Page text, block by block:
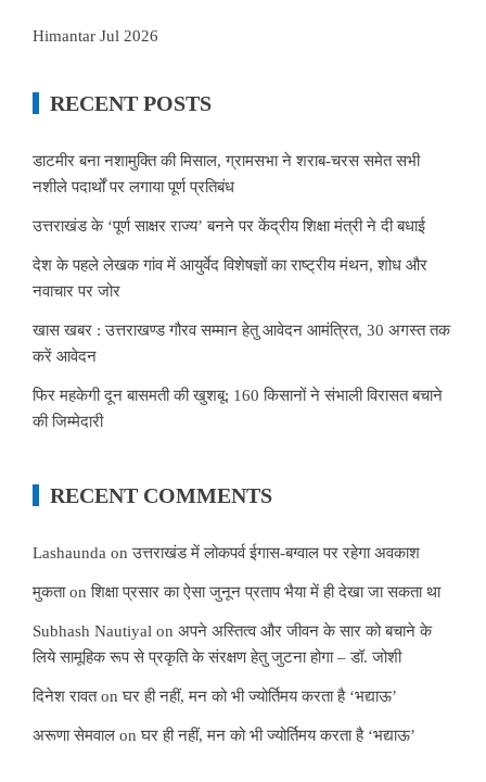
Himantar Jul 2026
RECENT POSTS
डाटमीर बना नशामुक्ति की मिसाल, ग्रामसभा ने शराब-चरस समेत सभी
नशीले पदार्थों पर लगाया पूर्ण प्रतिबंध
उत्तराखंड के ‘पूर्ण साक्षर राज्य’ बनने पर केंद्रीय शिक्षा मंत्री ने दी बधाई
देश के पहले लेखक गांव में आयुर्वेद विशेषज्ञों का राष्ट्रीय मंथन, शोध और
नवाचार पर जोर
खास खबर : उत्तराखण्ड गौरव सम्मान हेतु आवेदन आमंत्रित, 30 अगस्त तक
करें आवेदन
फिर महकेगी दून बासमती की खुशबू: 160 किसानों ने संभाली विरासत बचाने
की जिम्मेदारी
RECENT COMMENTS
Lashaunda onउत्तराखंड में लोकपर्व ईगास-बग्वाल पर रहेगा अवकाश
मुकताonशिक्षा प्रसार का ऐसा जुनून प्रताप भैया में ही देखा जा सकता था
Subhash Nautiyal on अपने अस्तित्व और जीवन के सार को बचाने के
लिये सामूहिक रूप से प्रकृति के संरक्षण हेतु जुटना होगा – डॉ. जोशी
दिनेश रावतonघर ही नहीं, मन को भी ज्योर्तिमय करता है ‘भद्याऊ’
अरूणा सेमवाल onघर ही नहीं, मन को भी ज्योर्तिमय करता है ‘भद्याऊ’